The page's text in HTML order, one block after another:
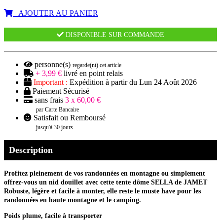
AJOUTER AU PANIER
DISPONIBLE SUR COMMANDE
personne(s) regarde(nt) cet article
+ 3,99 € livré en point relais
Important : Expédition à partir du Lun 24 Août 2026
Paiement Sécurisé
sans frais 3 x 60,00 €
par Carte Bancaire
Satisfait ou Remboursé
jusqu'à 30 jours
Description
Profitez pleinement de vos randonnées en montagne ou simplement
offrez-vous un nid douillet avec cette tente dôme SELLA de JAMET
Robuste, légère et facile à monter, elle reste le muste have pour les
randonnées en haute montagne et le camping.
Poids plume, facile à transporter